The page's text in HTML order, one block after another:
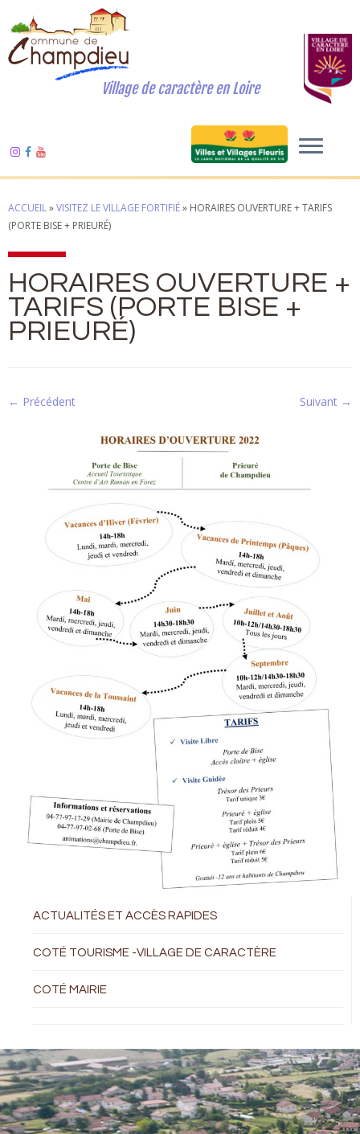
Village de caractère en Loire
ACCUEIL»VISITEZ LE VILLAGE FORTIFIÉ» HORAIRES OUVERTURE + TARIFS
(PORTE BISE + PRIEURÉ)
HORAIRES OUVERTURE +
TARIFS (PORTE BISE +
PRIEURÉ)
← Précédent Suivant →
ACTUALITÉS ET ACCÈS RAPIDES
COTÉ TOURISME -VILLAGE DE CARACTÈRE
COTÉ MAIRIE